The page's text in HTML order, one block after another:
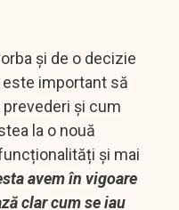
și de o decizie
este important să
și cum
la o nouă
și mai
avem în vigoare
clar cum se iau